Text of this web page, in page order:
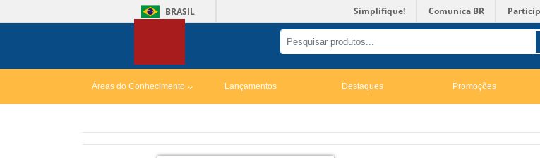
BRASIL Simplifique! Comunica BR
Áreas do Conhecimento Lançamentos Destaques Promoções